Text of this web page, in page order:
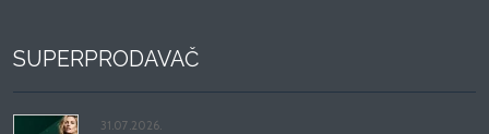
SUPERPRODAVAČ
31.07.2026.